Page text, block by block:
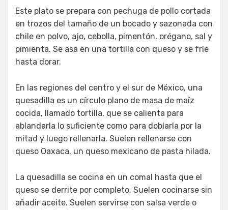
Este plato se prepara con pechuga de pollo cortada
en trozos del tamaño de un bocado y sazonada con
chile en polvo, ajo, cebolla, pimentón, orégano, sal y
pimienta. Se asa en una tortilla con queso y se fríe
hasta dorar.
En las regiones del centro y el sur de México, una
quesadilla es un círculo plano de masa de maíz
cocida, llamado tortilla, que se calienta para
ablandarla lo suficiente como para doblarla por la
mitad y luego rellenarla. Suelen rellenarse con
queso Oaxaca, un queso mexicano de pasta hilada.
La quesadilla se cocina en un comal hasta que el
queso se derrite por completo. Suelen cocinarse sin
añadir aceite. Suelen servirse con salsa verde o